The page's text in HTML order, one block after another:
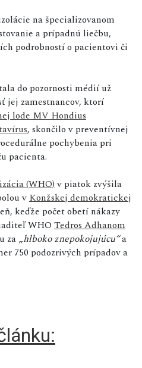
na špecializovanom
a prípadnú liečbu,
podrobností o pacientovi či
do pozornosti médií už
jej zamestnancov, ktorí
lode MV Hondius
, skončilo v preventívnej
pochybenia pri
pacienta.
(WHO)v piatok zvýšila
v Konžskej demokratickej
keďže počet obetí nákazy
WHO Tedros Adhanom
za „hlboko znepokojujúcu“a
750 podozrivých prípadov a